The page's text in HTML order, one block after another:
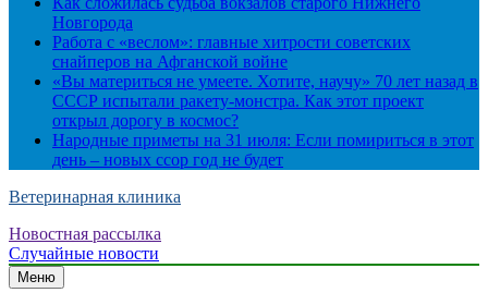
Новгорода
Работа с «веслом»: главные хитрости советских
снайперов на Афганской войне
«Вы материться не умеете. Хотите, научу» 70 лет назад в
СССР испытали ракету-монстра. Как этот проект
открыл дорогу в космос?
Народные приметы на 31 июля: Если помириться в этот
день – новых ссор год не будет
Ветеринарная клиника
Новостная рассылка
Случайные новости
Меню